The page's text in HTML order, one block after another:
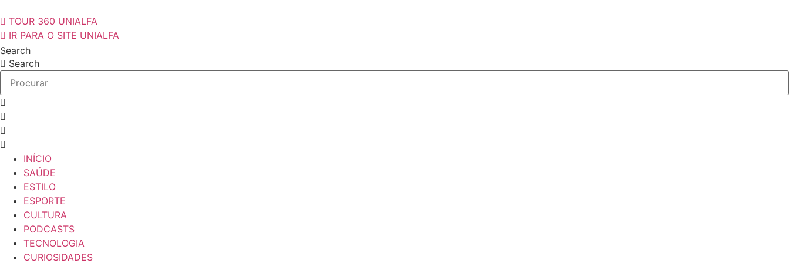
para
o
conteúdo
TOUR 360 UNIALFA
IR PARA O SITE UNIALFA
Search
Search
INÍCIO
SAÚDE
ESTILO
ESPORTE
CULTURA
PODCASTS
TECNOLOGIA
CURIOSIDADES